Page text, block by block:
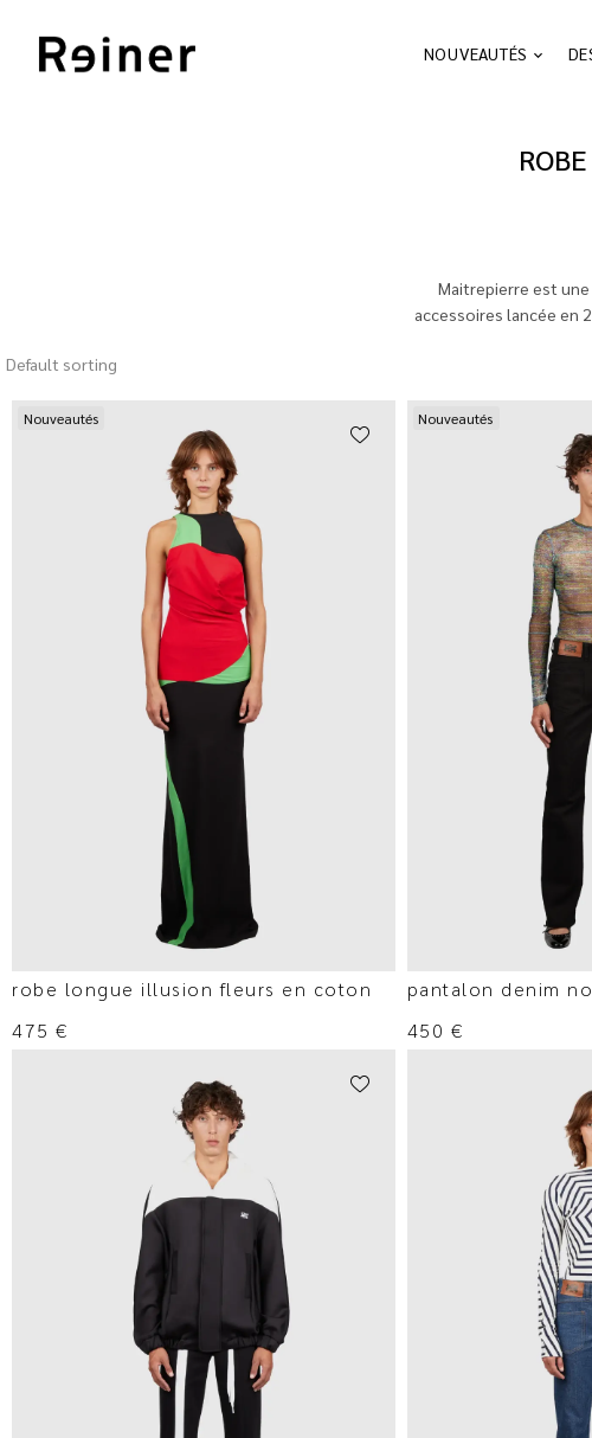
NOUVEAUTÉS
Maitrepierre est
accessoires lancée en
Default sorting
Nouveautés
robe longue illusion fleurs en coton
475 €
Nouveautés
pantalon denim
450 €